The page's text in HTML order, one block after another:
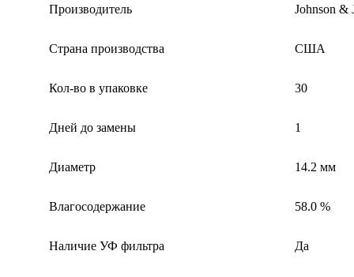
Производитель Johnson &
Страна производства США
Кол-во в упаковке 30
Дней до замены 1
Диаметр 14.2 мм
Влагосодержание 58.0 %
Наличие УФ фильтра Да